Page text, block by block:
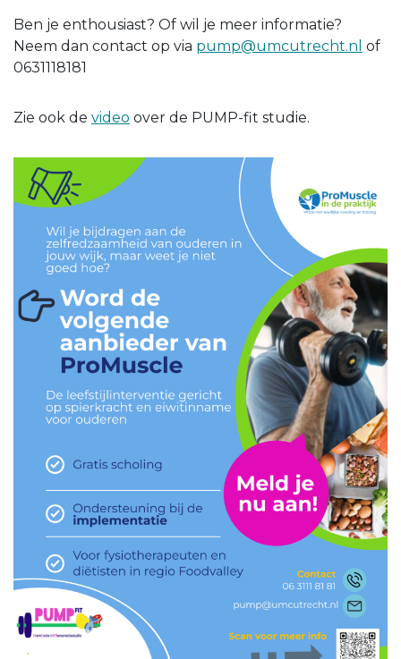
Ben je enthousiast? Of wil je meer informatie?
Neem dan contact op via pump@umcutrecht.nl of
0631118181
Zie ook de video over de PUMP-fit studie.